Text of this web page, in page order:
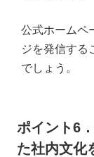
公式ホームペ
ジを発信する
でしょう。
ポイント6
た社内文化